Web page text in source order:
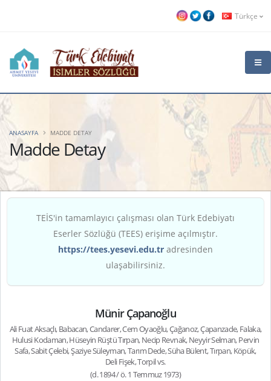
Türkçe
Madde Detay
ANASAYFA MADDE DETAY
TEİS'in tamamlayıcı çalışması olan Türk Edebiyatı
Eserler Sözlüğü (TEES) erişime açılmıştır.
https://tees.yesevi.edu.tr adresinden
ulaşabilirsiniz.
Münir Çapanoğlu
Ali Fuat Aksaçlı, Babacan, Candarer, Cem Oyaoğlu, Çağanoz, Çapanzade, Falaka,
Hulusi Kodaman, Hüseyin Rüştü Tırpan, Necip Revnak, Neyyir Selman, Pervin
Safa, Sabit Çelebi, Şaziye Süleyman, Tarım Dede, Süha Bülent, Tırpan, Köpük,
Deli Fişek, Torpil vs.
(d. 1894 / ö. 1 Temmuz 1973)